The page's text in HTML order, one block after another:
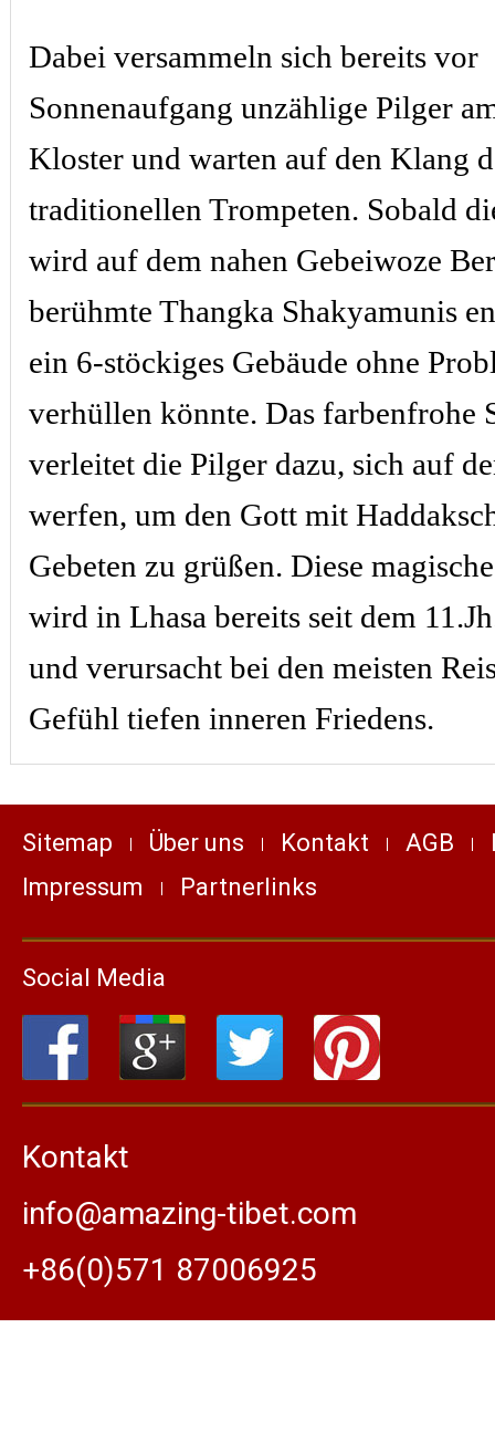
Dabei versammeln sich bereits vor
Sonnenaufgang unzählige Pilger
Kloster und warten auf den Klang
traditionellen Trompeten. Sobald
wird auf dem nahen Gebeiwoze
berühmte Thangka Shakyamunis
ein 6-stöckiges Gebäude ohne
verhüllen könnte. Das farbenfrohe
verleitet die Pilger dazu, sich auf
werfen, um den Gott mit
Gebeten zu grüßen. Diese
wird in Lhasa bereits seit dem
und verursacht bei den meisten
Gefühl tiefen inneren Friedens.
Sitemap Über uns Kontakt AGB
Impressum
Partnerlinks
Social Media
Kontakt
info@amazing-tibet.com
+86(0)571 87006925